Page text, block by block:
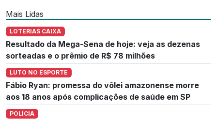
Mais Lidas
LOTERIAS CAIXA
Resultado da Mega-Sena de hoje: veja as dezenas
sorteadas e o prêmio de R$ 78 milhões
LUTO NO ESPORTE
Fábio Ryan: promessa do vôlei amazonense morre
aos 18 anos após complicações de saúde em SP
POLÍCIA